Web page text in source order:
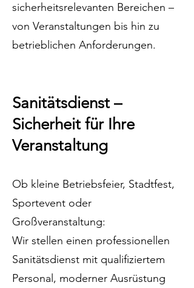
sicherheitsrelevanten Bereichen –
von Veranstaltungen bis hin zu
betrieblichen Anforderungen.
Sanitätsdienst –
Sicherheit für Ihre
Veranstaltung
Ob kleine Betriebsfeier, Stadtfest,
Sportevent oder
Großveranstaltung:
Wir stellen einen professionellen
Sanitätsdienst mit qualifiziertem
Personal, moderner Ausrüstung